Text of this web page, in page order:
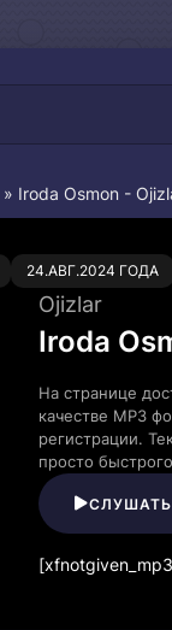
» Iroda Osmon -
24.АВГ.2024 ГОДА
Ojizlar
Iroda
На странице
качестве MP3
регистрации.
просто